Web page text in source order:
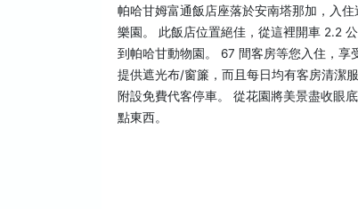
帕哈甘姆富通飯店座落於安南塔那加，入
樂園。 此飯店位置絕佳，從這裡開車 2.2
到帕哈甘動物園。 67 間客房等您入住，
提供遮光布/窗簾，而且每日均有客房清潔
附設免費代客停車。 從花園將美景盡收眼
點東西。